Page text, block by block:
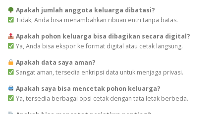
Apakah jumlah anggota keluarga dibatasi?
Tidak, Anda bisa menambahkan ribuan entri tanpa batas.
Apakah pohon keluarga bisa dibagikan secara digital?
Ya, Anda bisa ekspor ke format digital atau cetak langsung.
Apakah data saya aman?
Sangat aman, tersedia enkripsi data untuk menjaga privasi.
Apakah saya bisa mencetak pohon keluarga?
Ya, tersedia berbagai opsi cetak dengan tata letak berbeda.